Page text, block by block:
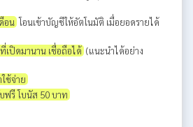
อน โอนเข้าบัญชีให้อัตโนมัติ เมื่อยอดรายได้
เปิดมานาน เชื่อถือได้ (แนะนำได้อย่าง
ช้จ่าย
ฟรี โบนัส 50 บาท